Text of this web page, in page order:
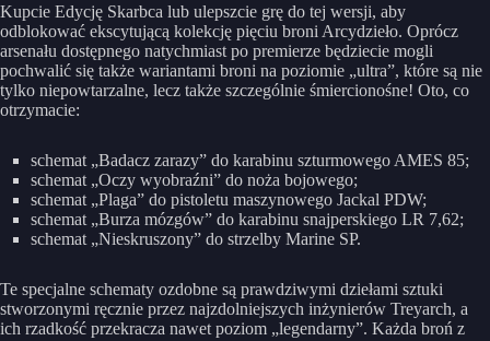
Kupcie Edycję Skarbca lub ulepszcie grę do tej wersji, aby
odblokować ekscytującą kolekcję pięciu broni Arcydzieło. Oprócz
arsenału dostępnego natychmiast po premierze będziecie mogli
pochwalić się także wariantami broni na poziomie „ultra”, które są nie
tylko niepowtarzalne, lecz także szczególnie śmiercionośne! Oto, co
otrzymacie:
schemat „Badacz zarazy” do karabinu szturmowego AMES 85;
schemat „Oczy wyobraźni” do noża bojowego;
schemat „Plaga” do pistoletu maszynowego Jackal PDW;
schemat „Burza mózgów” do karabinu snajperskiego LR 7,62;
schemat „Nieskruszony” do strzelby Marine SP.
Te specjalne schematy ozdobne są prawdziwymi dziełami sztuki
stworzonymi ręcznie przez najzdolniejszych inżynierów Treyarch, a
ich rzadkość przekracza nawet poziom „legendarny”. Każda broń z